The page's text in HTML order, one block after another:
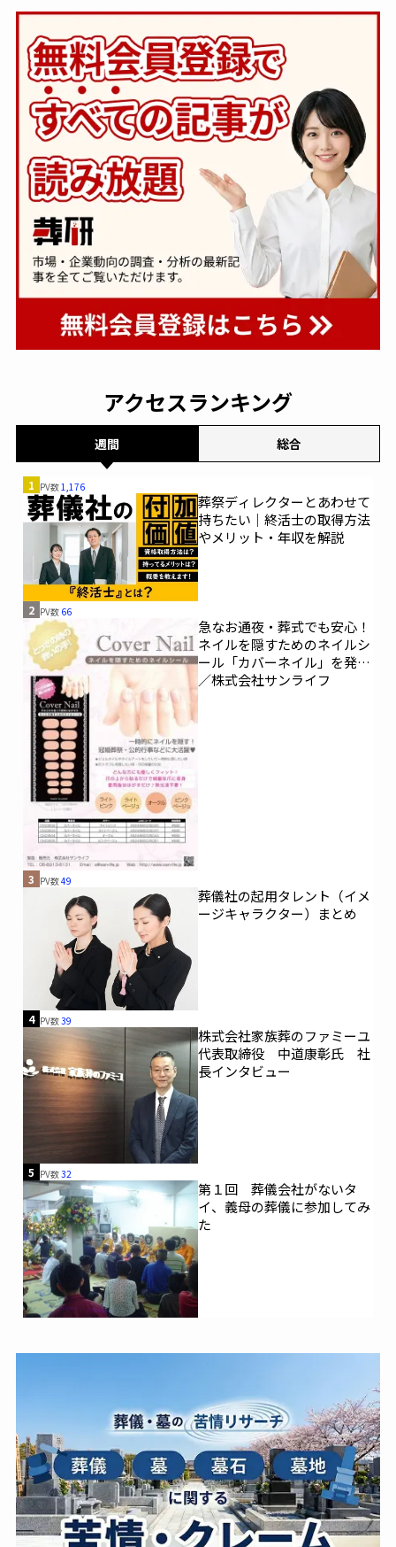
アクセスランキング
週間 総合
1 PV数1,176
葬祭ディレクターとあわせて
持ちたい｜終活士の取得方法
やメリット・年収を解説
2 PV数 66
急なお通夜・葬式でも安心！
ネイルを隠すためのネイルシ
ール「カバーネイル」を発売
／株式会社サンライフ
3 PV数49
葬儀社の起用タレント（イメ
ージキャラクター）まとめ
4 PV数39
株式会社家族葬のファミーユ
代表取締役 中道康彰氏 社
長インタビュー
5 PV数32
第１回 葬儀会社がないタ
イ、義母の葬儀に参加してみ
た